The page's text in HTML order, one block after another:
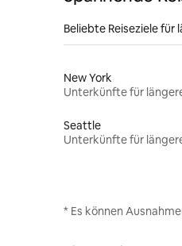
Beliebte Reiseziele
New York
Seattle
* Es können